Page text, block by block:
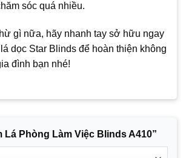
sóc quá nhiều.
gì nữa, hãy nhanh tay sở hữu ngay
dọc Star Blinds để hoàn thiện không
đình bạn nhé!
Lá Phòng Làm Việc Blinds A410”